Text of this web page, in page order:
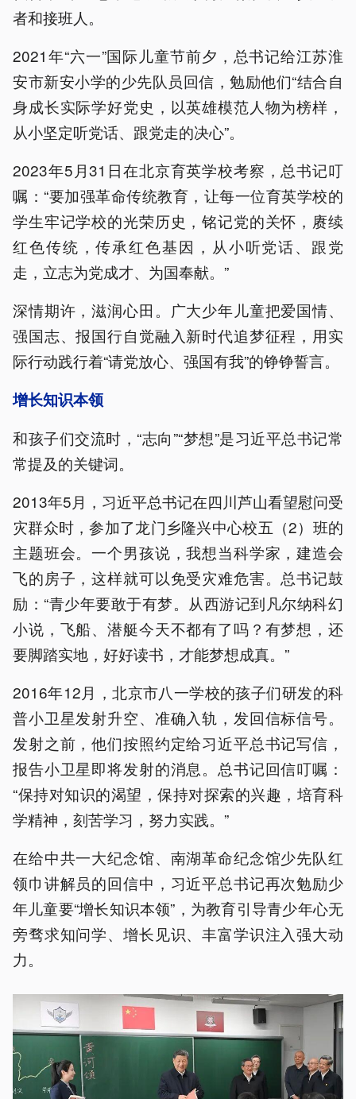
者和接班人。
2021年“六一”国际儿童节前夕，总书记给江苏淮
安市新安小学的少先队员回信，勉励他们“结合自
身成长实际学好党史，以英雄模范人物为榜样，
从小坚定听党话、跟党走的决心”。
2023年5月31日在北京育英学校考察，总书记叮
嘱：“要加强革命传统教育，让每一位育英学校的
学生牢记学校的光荣历史，铭记党的关怀，赓续
红色传统，传承红色基因，从小听党话、跟党
走，立志为党成才、为国奉献。”
深情期许，滋润心田。广大少年儿童把爱国情、
强国志、报国行自觉融入新时代追梦征程，用实
际行动践行着“请党放心、强国有我”的铮铮誓言。
增长知识本领
和孩子们交流时，“志向”“梦想”是习近平总书记常
常提及的关键词。
2013年5月，习近平总书记在四川芦山看望慰问受
灾群众时，参加了龙门乡隆兴中心校五（2）班的
主题班会。一个男孩说，我想当科学家，建造会
飞的房子，这样就可以免受灾难危害。总书记鼓
励：“青少年要敢于有梦。从西游记到凡尔纳科幻
小说，飞船、潜艇今天不都有了吗？有梦想，还
要脚踏实地，好好读书，才能梦想成真。”
2016年12月，北京市八一学校的孩子们研发的科
普小卫星发射升空、准确入轨，发回信标信号。
发射之前，他们按照约定给习近平总书记写信，
报告小卫星即将发射的消息。总书记回信叮嘱：
“保持对知识的渴望，保持对探索的兴趣，培育科
学精神，刻苦学习，努力实践。”
在给中共一大纪念馆、南湖革命纪念馆少先队红
领巾讲解员的回信中，习近平总书记再次勉励少
年儿童要“增长知识本领”，为教育引导青少年心无
旁骛求知问学、增长见识、丰富学识注入强大动
力。